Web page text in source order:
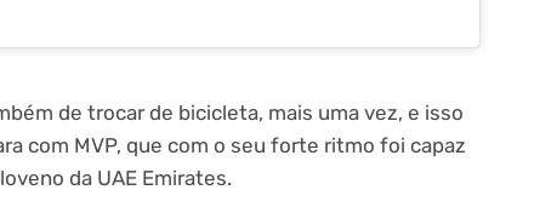
de trocar de bicicleta, mais uma vez, e isso
com MVP, que com o seu forte ritmo foi capaz
da UAE Emirates.